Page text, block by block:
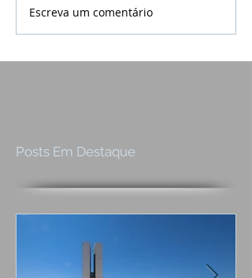
Escreva um comentário
Posts Em Destaque